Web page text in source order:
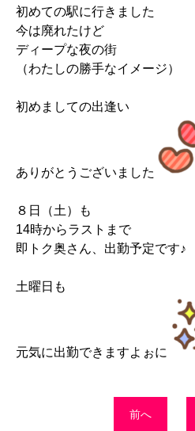
初めての駅に行きました
今は廃れたけど
ディープな夜の街
（わたしの勝手なイメージ）
初めましての出逢い
ありがとうございました
８日（土）も
14時からラストまで
即トク奥さん、出勤予定です♪
土曜日も
元気に出勤できますよぉに
前へ